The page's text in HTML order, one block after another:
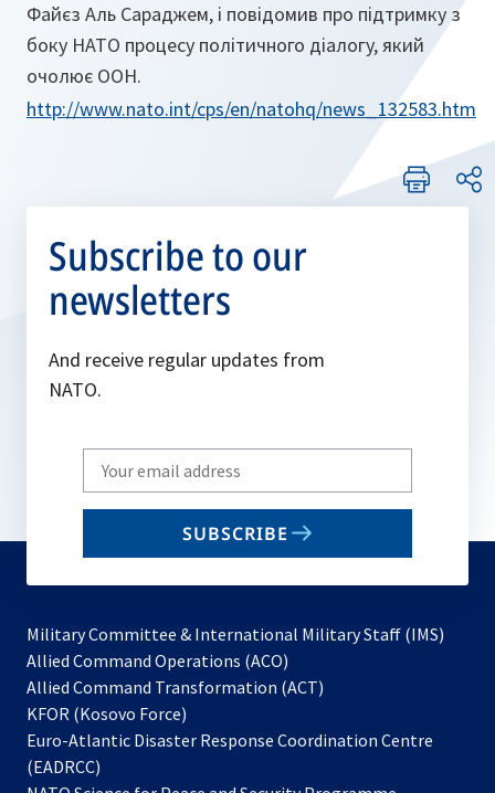
Файєз Аль Сараджем, і повідомив про підтримку з
боку НАТО процесу політичного діалогу, який
очолює ООН.
http://www.nato.int/cps/en/natohq/news_132583.htm
Subscribe to our
newsletters
And receive regular updates from
NATO.
Write
your
email
SUBSCRIBE
Military Committee & International Military Staff (IMS)
Allied Command Operations (ACO)
in
new
Allied Command Transformation (ACT)
a
KFOR (Kosovo Force)
in
Euro-Atlantic Disaster Response Coordination Centre
(EADRCC)